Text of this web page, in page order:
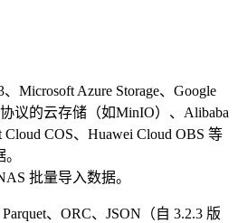
Microsoft Azure Storage、Google
议的云存储（如MinIO）、Alibaba
Cloud COS、Huawei Cloud OBS 等
批量导入数据。
、ORC、JSON（自 3.2.3 版